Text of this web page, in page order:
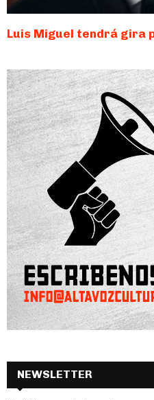
Luis Miguel tendrá gira
NEWSLETTER